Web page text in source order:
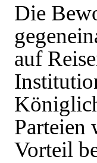
Die
auf
Vorteil